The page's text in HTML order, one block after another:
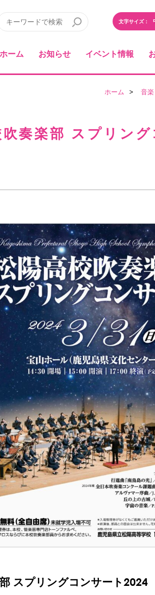
文字サイズ：
ホーム お知らせ イベント情報
ホーム > 音楽
吹奏楽部 スプリン
スプリングコンサート2024